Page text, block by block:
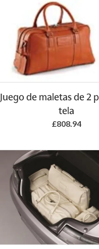
Juego de maletas de 2
tela
£808.94